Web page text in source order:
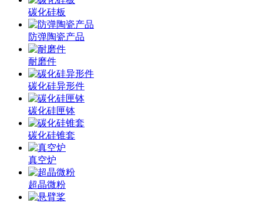
碳化硅板
防弹陶瓷产品
耐磨件
碳化硅异形件
碳化硅匣钵
碳化硅锥套
真空炉
超晶微粉